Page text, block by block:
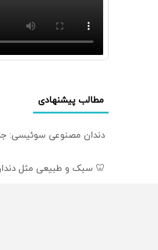
مطالب پیشنهادی
دندان مصنوعی سوئیسی:
🦷 سبک و طبیعی مثل